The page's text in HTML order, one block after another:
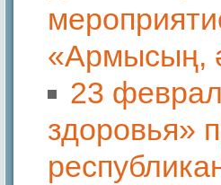
«Армысың,
23
здоровья»